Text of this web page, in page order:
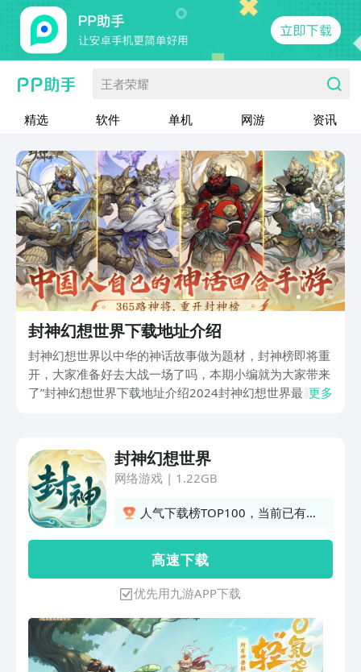
王者荣耀
精选 软件 单机 网游 资讯
封神幻想世界下载地址介绍
封神幻想世界以中华的神话故事做为题材，封神榜即将重
开，大家准备好去大战一场了吗，本期小编就为大家带来
了”封神幻想世界下载地址介绍2024封神幻想世界最新下
感兴趣的玩家可以来了解一下。
更多
封神幻想世界
网络游戏| 1.22GB
人气下载榜TOP100，当前已有
高 速 下 载
优先用九游APP下载